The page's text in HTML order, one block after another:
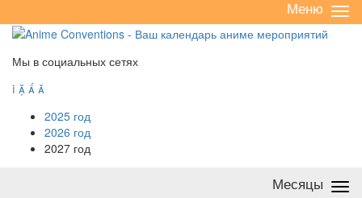
/
Меню
Мы в социальных сетях
   
2025 год
2026 год
2027 год
Месяцы